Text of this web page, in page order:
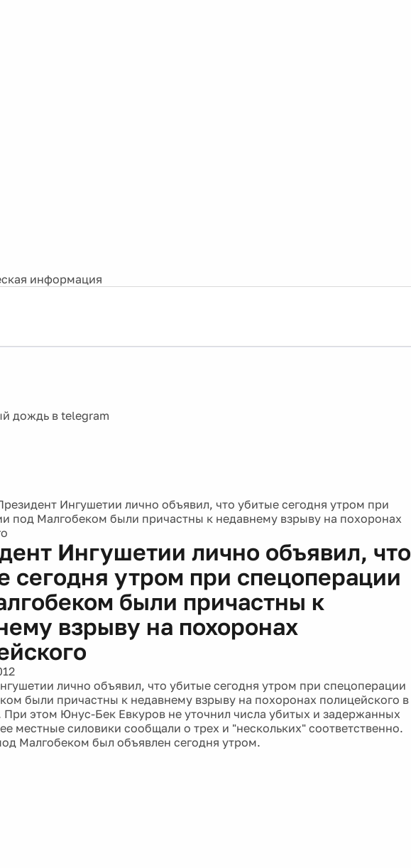
информация
Ингушетии лично объявил, что убитые сегодня утром при
под Малгобеком были причастны к недавнему взрыву на похоронах
Ингушетии лично объявил, что
сегодня утром при спецоперации
были причастны к
взрыву на похоронах
лично объявил, что убитые сегодня утром при спецоперации
были причастны к недавнему взрыву на похоронах полицейского в
При этом Юнус-Бек Евкуров не уточнил числа убитых и задержанных
местные силовики сообщали о трех и "нескольких" соответственно.
Малгобеком был объявлен сегодня утром.